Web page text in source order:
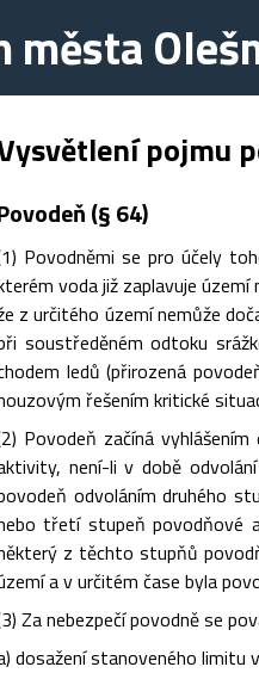
města
pojmu
(§ 64)
Povodněmi se pro účely
voda již zaplavuje
z určitého území nemůže
soustředěném odtoku
ledů (přirozená
řešením kritické
Povodeň začíná
není-li v době
odvoláním druhého
třetí stupeň povodňové
z těchto stupňů
a v určitém čase byla
Za nebezpečí povodně se
dosažení stanoveného limitu